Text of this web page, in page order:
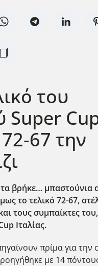
του
Super
67 την
βρήκε… μπαστούνια
το τελικό 72-67,
τους συμπαίκτες
Ιταλίας.
πρίμα για την
με 14